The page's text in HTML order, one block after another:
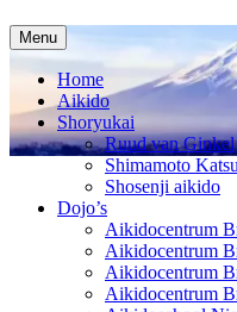
Menu Spring
naar
inhoud
Home
Aikido
Shoryukai
Ruud van Ginkel
Shimamoto
Shosenji aikido
Dojo’s
Aikidocentrum
Aikidocentrum
Aikidocentrum
Aikidocentrum